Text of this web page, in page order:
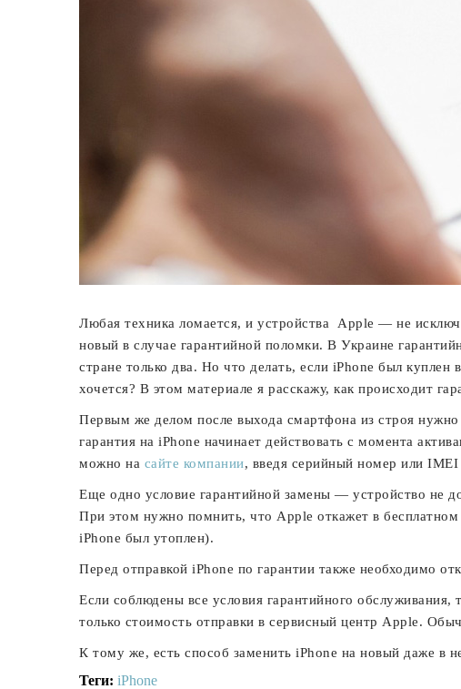
Любая техника ломается, и устройства Apple — не
новый в случае гарантийной поломки. В Украине
стране только два. Но что делать, если iPhone был
хочется? В этом материале я расскажу, как происходит
Первым же делом после выхода смартфона из строя нужно
гарантия на iPhone начинает действовать с момента
можно на сайте компании, введя серийный номер или IMEI
Еще одно условие гарантийной замены — устройство не
При этом нужно помнить, что Apple откажет в бесплатном
iPhone был утоплен).
Перед отправкой iPhone по гарантии также необходимо
Если соблюдены все условия гарантийного
только стоимость отправки в сервисный центр Apple.
К тому же, есть способ заменить iPhone на новый даже в
Теги: iPhone